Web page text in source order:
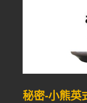
秘密-小熊英